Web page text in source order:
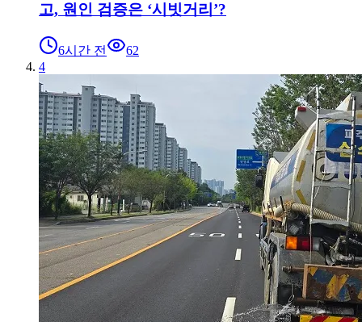
고, 원인 검증은 ‘시빗거리’?
6시간 전
62
4